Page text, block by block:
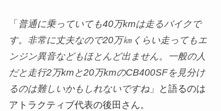
「 普通に乗っていても40万kmは走るバイクで
す。非常に丈夫なので20万㎞くらい走ってもエ
ンジン異音などもほとんど出ません。一般の人
だと走行2万kmと20万kmのCB400SFを見分け
るのは難しいかもしれないですね」と語るのは
アトラクティブ代表の後田さん。